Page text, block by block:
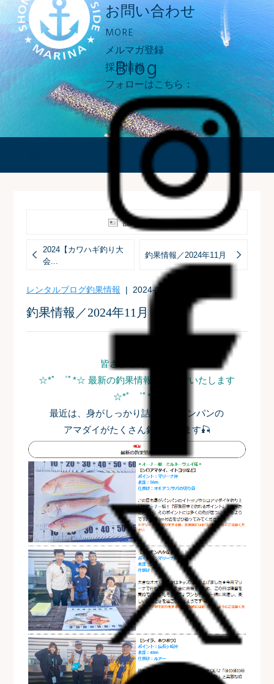
お問い合わせ
MORE
メルマガ登録
採用情報
フォローはこちら：
Blog
記事一覧へ
2024【カワハギ釣り大
会...
釣果情報／2024年11月
レンタルブログ釣果情報 | 2024-11-14
釣果情報／2024年11月
皆さまこんにちは
☆*ﾟ ゜ﾟ*☆ 最新の釣果情報をお届けいたします
☆*ﾟ
゜ﾟ*☆
最近は、身がしっかり詰まったパンパンの
アマダイがたくさん釣れています🎣